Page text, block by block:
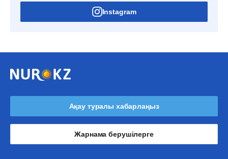
Instagram
Ақау туралы хабарлаңыз
Жарнама берушілерге